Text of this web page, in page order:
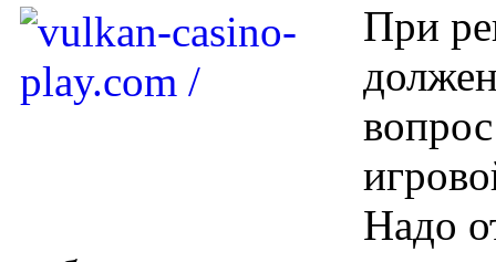
При
Надо